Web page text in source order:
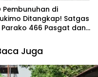
Pembunuhan di
Ditangkap! Satgas
Parako 466 Pasgat dan
ke Jayapura
Juga